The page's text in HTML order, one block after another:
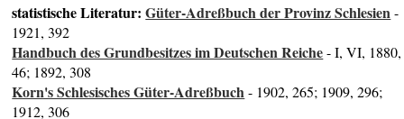
statistische Literatur:Güter-Adreßbuch der Provinz Schlesien-
1921, 392
Handbuch des Grundbesitzes im Deutschen Reiche- I, VI, 1880,
46; 1892, 308
Korn's Schlesisches Güter-Adreßbuch- 1902, 265; 1909, 296;
1912, 306